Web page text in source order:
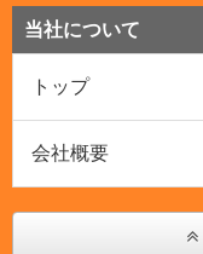
当社について
トップ
会社概要